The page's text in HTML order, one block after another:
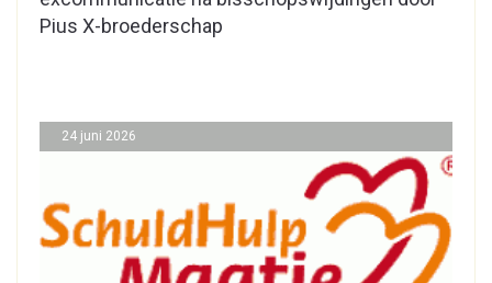
Pius X-broederschap
24 juni 2026